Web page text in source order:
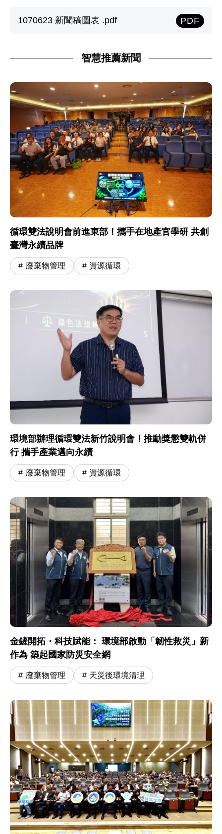
1070623 新聞稿圖表 .pdf PDF
智慧推薦新聞
循環雙法說明會前進東部！攜手在地產官學研 共創
臺灣永續品牌
廢棄物管理 資源循環
環境部辦理循環雙法新竹說明會！推動獎懲雙軌併
行 攜手產業邁向永續
廢棄物管理 資源循環
金鏟開拓・科技賦能： 環境部啟動「韌性救災」新
作為 築起國家防災安全網
廢棄物管理 天災後環境清理